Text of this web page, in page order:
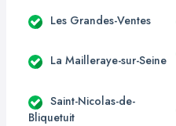
Les Grandes-Ventes
La Mailleraye-sur-Seine
Saint-Nicolas-de-
Bliquetuit